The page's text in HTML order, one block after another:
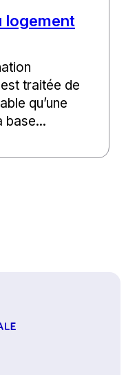
logement
traitée de
qu’une
base...